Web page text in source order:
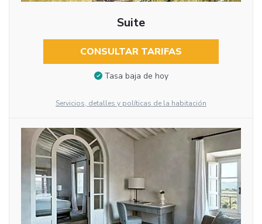
Suite
CONSULTAR TARIFAS
Tasa baja de hoy
Servicios, detalles y políticas de la habitación